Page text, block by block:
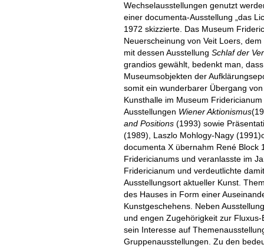
Wechselausstellungen genutzt
einer documenta-Ausstellung „das
1972 skizzierte. Das Museum
Neuerscheinung von Veit Loers,
mit dessen Ausstellung Schlaf der
grandios gewählt, bedenkt man,
Museumsobjekten der
somit ein wunderbarer Übergang
Kunsthalle im Museum
Ausstellungen Wiener Aktionismus
and Positions (1993) sowie
(1989), Laszlo Mohlogy-Nagy
documenta X übernahm René Block
Fridericianums und veranlasste im
Fridericianum und verdeutlichte
Ausstellungsort aktueller Kunst.
des Hauses in Form einer
Kunstgeschehens. Neben
und engen Zugehörigkeit zur
sein Interesse auf
Gruppenausstellungen. Zu den